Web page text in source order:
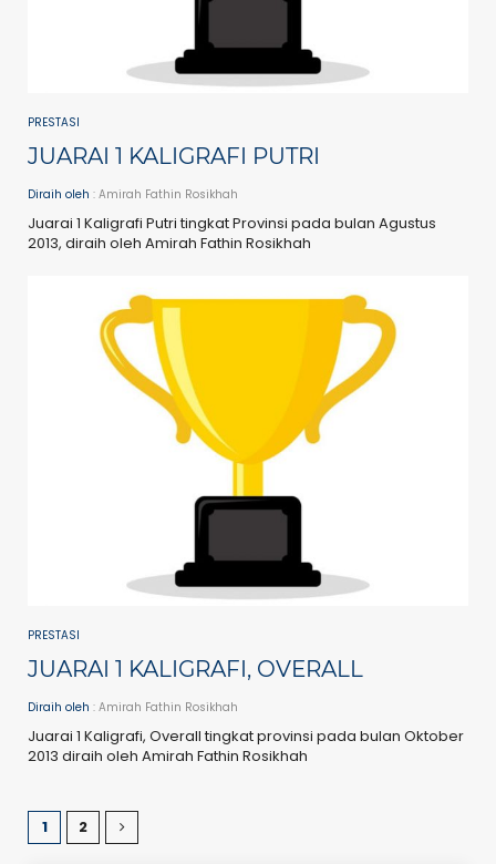
PRESTASI
JUARAI 1 KALIGRAFI PUTRI
Diraih oleh : Amirah Fathin Rosikhah
Juarai 1 Kaligrafi Putri tingkat Provinsi pada bulan Agustus
2013, diraih oleh Amirah Fathin Rosikhah
PRESTASI
JUARAI 1 KALIGRAFI, OVERALL
Diraih oleh : Amirah Fathin Rosikhah
Juarai 1 Kaligrafi, Overall tingkat provinsi pada bulan Oktober
2013 diraih oleh Amirah Fathin Rosikhah
1 2